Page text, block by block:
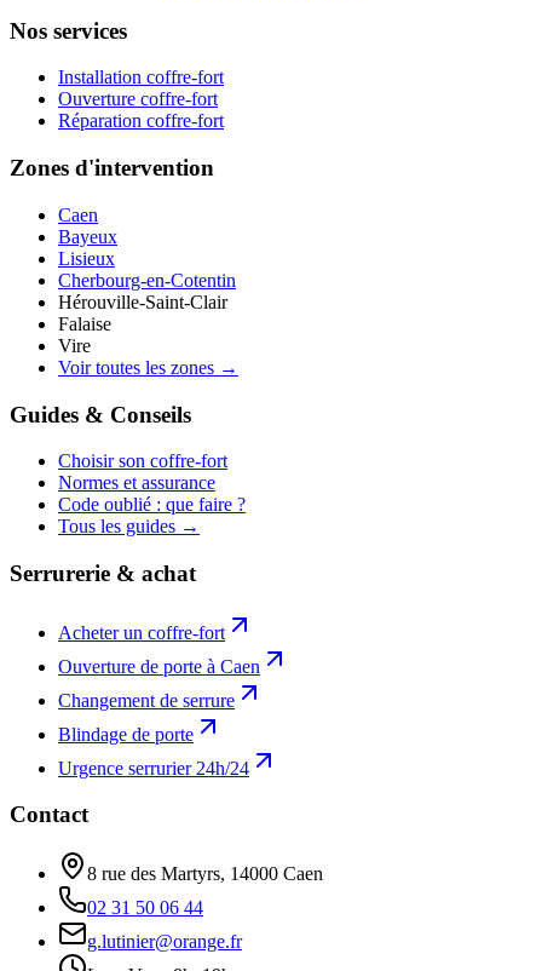
Nos services
Installation coffre-fort
Ouverture coffre-fort
Réparation coffre-fort
Zones d'intervention
Caen
Bayeux
Lisieux
Cherbourg-en-Cotentin
Hérouville-Saint-Clair
Falaise
Vire
Voir toutes les zones →
Guides & Conseils
Choisir son coffre-fort
Normes et assurance
Code oublié : que faire ?
Tous les guides →
Serrurerie & achat
Acheter un coffre-fort
Ouverture de porte à Caen
Changement de serrure
Blindage de porte
Urgence serrurier 24h/24
Contact
8 rue des Martyrs, 14000 Caen
02 31 50 06 44
g.lutinier@orange.fr